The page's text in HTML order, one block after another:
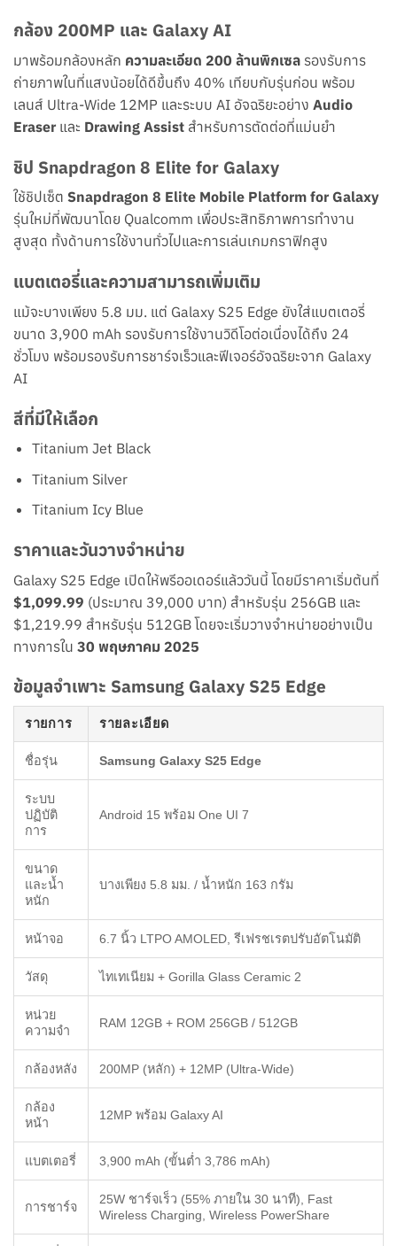
กล้อง 200MP และ Galaxy AI
มาพร้อมกล้องหลัก ความละเอียด 200 ล้านพิกเซล รองรับการ
ถ่ายภาพในที่แสงน้อยได้ดีขึ้นถึง 40% เทียบกับรุ่นก่อน พร้อม
เลนส์ Ultra-Wide 12MP และระบบ AI อัจฉริยะอย่าง Audio
Eraser และ Drawing Assist สำหรับการตัดต่อที่แม่นยำ
ชิป Snapdragon 8 Elite for Galaxy
ใช้ชิปเซ็ต Snapdragon 8 Elite Mobile Platform for Galaxy
รุ่นใหม่ที่พัฒนาโดย Qualcomm เพื่อประสิทธิภาพการทำงาน
สูงสุด ทั้งด้านการใช้งานทั่วไปและการเล่นเกมกราฟิกสูง
แบตเตอรี่และความสามารถเพิ่มเติม
แม้จะบางเพียง 5.8 มม. แต่ Galaxy S25 Edge ยังใส่แบตเตอรี่
ขนาด 3,900 mAh รองรับการใช้งานวิดีโอต่อเนื่องได้ถึง 24
ชั่วโมง พร้อมรองรับการชาร์จเร็วและฟีเจอร์อัจฉริยะจาก Galaxy
AI
สีที่มีให้เลือก
Titanium Jet Black
Titanium Silver
Titanium Icy Blue
ราคาและวันวางจำหน่าย
Galaxy S25 Edge เปิดให้พรีออเดอร์แล้ววันนี้ โดยมีราคาเริ่มต้นที่
$1,099.99 (ประมาณ 39,000 บาท) สำหรับรุ่น 256GB และ
$1,219.99 สำหรับรุ่น 512GB โดยจะเริ่มวางจำหน่ายอย่างเป็น
ทางการใน 30 พฤษภาคม 2025
ข้อมูลจำเพาะ Samsung Galaxy S25 Edge
รายการ รายละเอียด
ชื่อรุ่น Samsung Galaxy S25 Edge
ระบบ
ปฏิบัติ
การ
Android 15 พร้อม One UI 7
ขนาด
และน้ำ
หนัก
บางเพียง 5.8 มม. / น้ำหนัก 163 กรัม
หน้าจอ 6.7 นิ้ว LTPO AMOLED, รีเฟรชเรตปรับอัตโนมัติ
วัสดุ ไทเทเนียม + Gorilla Glass Ceramic 2
หน่วย
ความจำ
RAM 12GB + ROM 256GB / 512GB
กล้องหลัง 200MP (หลัก) + 12MP (Ultra-Wide)
กล้อง
หน้า
12MP พร้อม Galaxy AI
แบตเตอรี่ 3,900 mAh (ขั้นต่ำ 3,786 mAh)
การชาร์จ
25W ชาร์จเร็ว (55% ภายใน 30 นาที), Fast
Wireless Charging, Wireless PowerShare